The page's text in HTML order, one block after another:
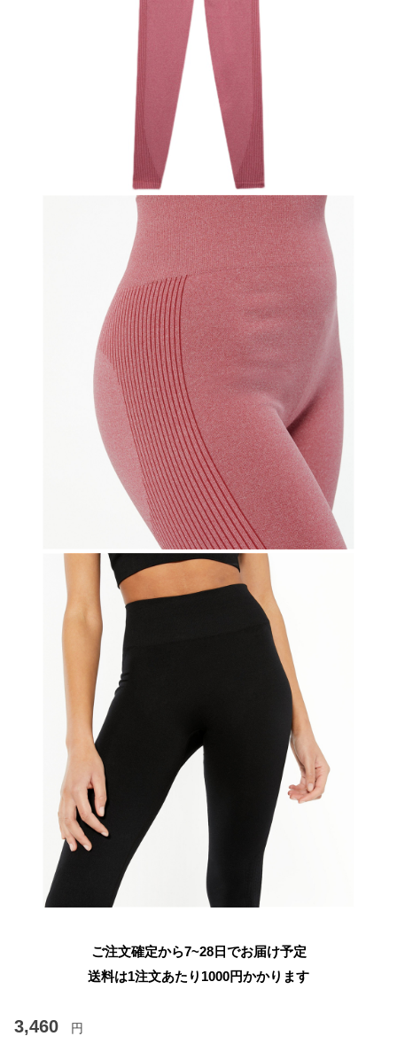
ご注文確定から7~28日でお届け予定
送料は1注文あたり 1000円かかります
3,460 円